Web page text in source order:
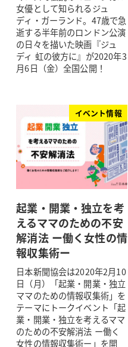
女優として知られるジュ
ディ・ガーランド。47歳で急
逝する半年前のロンドン公演
の日々を描いた映画『ジュ
ディ 虹の彼方に』が2020年3
月6日（金）全国公開！
イベント情報
起業・開業・独立を考
えるママのための不安
解消法 ー働く女性の情
報収集術ー
日本新聞協会は2020年2月10
日（月）「起業・開業・独立
ママのための情報収集術」を
テーマにトークイベント「起
業・開業・独立を考えるママ
のための不安解消法 ー働く
女性の情報収集術ー」を開